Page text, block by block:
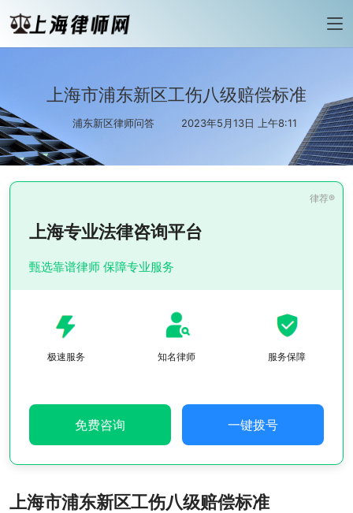
上海市浦东新区工伤八级赔偿标准
浦东新区律师问答 2023年5月13日 上午8:11
上海专业法律咨询平台
甄选靠谱律师 保障专业服务
极速服务 知名律师 服务保障
免费咨询 一键拨号
上海市浦东新区工伤八级赔偿标准